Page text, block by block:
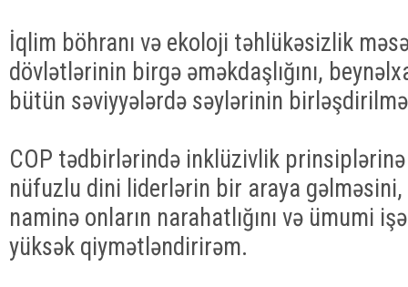
İqlim böhranı və ekoloji təhlükəsizlik
dövlətlərinin birgə əməkdaşlığını,
bütün səviyyələrdə səylərinin
COP tədbirlərində inklüzivlik
nüfuzlu dini liderlərin bir araya
naminə onların narahatlığını və ümumi
yüksək qiymətləndirirəm.